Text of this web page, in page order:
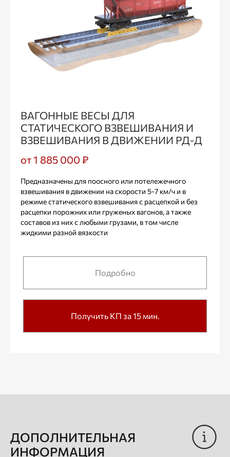
ВАГОННЫЕ ВЕСЫ ДЛЯ
СТАТИЧЕСКОГО ВЗВЕШИВАНИЯ И
ВЗВЕШИВАНИЯ В ДВИЖЕНИИ РД-Д
от 1 885 000 ₽
Предназначены для поосного или потележечного
взвешивания в движении на скорости 5-7 км/ч и в
режиме статического взвешивания с расцепкой и без
расцепки порожних или груженых вагонов, а также
составов из них с любыми грузами, в том числе
жидкими разной вязкости
Подробно
Получить КП за 15 мин.
ДОПОЛНИТЕЛЬНАЯ
ИНФОРМАЦИЯ